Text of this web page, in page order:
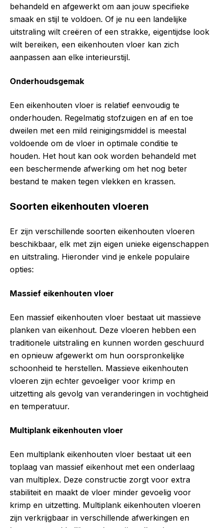
behandeld en afgewerkt om aan jouw specifieke
smaak en stijl te voldoen. Of je nu een landelijke
uitstraling wilt creëren of een strakke, eigentijdse look
wilt bereiken, een eikenhouten vloer kan zich
aanpassen aan elke interieurstijl.
Onderhoudsgemak
Een eikenhouten vloer is relatief eenvoudig te
onderhouden. Regelmatig stofzuigen en af en toe
dweilen met een mild reinigingsmiddel is meestal
voldoende om de vloer in optimale conditie te
houden. Het hout kan ook worden behandeld met
een beschermende afwerking om het nog beter
bestand te maken tegen vlekken en krassen.
Soorten eikenhouten vloeren
Er zijn verschillende soorten eikenhouten vloeren
beschikbaar, elk met zijn eigen unieke eigenschappen
en uitstraling. Hieronder vind je enkele populaire
opties:
Massief eikenhouten vloer
Een massief eikenhouten vloer bestaat uit massieve
planken van eikenhout. Deze vloeren hebben een
traditionele uitstraling en kunnen worden geschuurd
en opnieuw afgewerkt om hun oorspronkelijke
schoonheid te herstellen. Massieve eikenhouten
vloeren zijn echter gevoeliger voor krimp en
uitzetting als gevolg van veranderingen in vochtigheid
en temperatuur.
Multiplank eikenhouten vloer
Een multiplank eikenhouten vloer bestaat uit een
toplaag van massief eikenhout met een onderlaag
van multiplex. Deze constructie zorgt voor extra
stabiliteit en maakt de vloer minder gevoelig voor
krimp en uitzetting. Multiplank eikenhouten vloeren
zijn verkrijgbaar in verschillende afwerkingen en